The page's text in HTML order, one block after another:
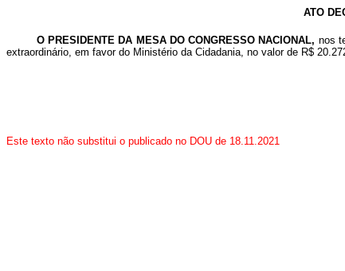
ATO
O PRESIDENTE DA MESA DO CONGRESSO NACIONAL, nos
extraordinário, em favor do Ministério da Cidadania, no valor de R$
Este texto não substitui o publicado no DOU de 18.11.2021